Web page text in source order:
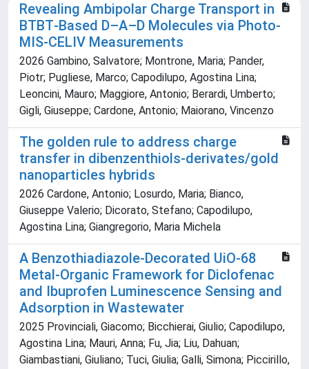
Revealing Ambipolar Charge Transport in
BTBT‐Based D–A–D Molecules via Photo‐
MIS‐CELIV Measurements
2026 Gambino, Salvatore; Montrone, Maria; Pander,
Piotr; Pugliese, Marco; Capodilupo, Agostina Lina;
Leoncini, Mauro; Maggiore, Antonio; Berardi, Umberto;
Gigli, Giuseppe; Cardone, Antonio; Maiorano, Vincenzo
The golden rule to address charge
transfer in dibenzenthiols-derivates/gold
nanoparticles hybrids
2026 Cardone, Antonio; Losurdo, Maria; Bianco,
Giuseppe Valerio; Dicorato, Stefano; Capodilupo,
Agostina Lina; Giangregorio, Maria Michela
A Benzothiadiazole-Decorated UiO-68
Metal-Organic Framework for Diclofenac
and Ibuprofen Luminescence Sensing and
Adsorption in Wastewater
2025 Provinciali, Giacomo; Bicchierai, Giulio; Capodilupo,
Agostina Lina; Mauri, Anna; Fu, Jia; Liu, Dahuan;
Giambastiani, Giuliano; Tuci, Giulia; Galli, Simona; Piccirillo,